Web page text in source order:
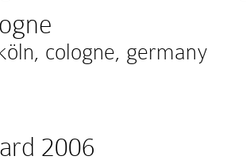
cologne, germany
2006